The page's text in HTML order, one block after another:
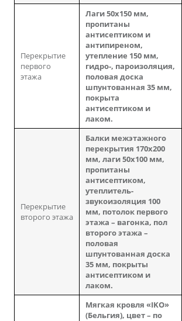
Перекрытие
первого
этажа
Лаги 50х150 мм,
пропитаны
антисептиком и
антипиреном,
утепление 150 мм,
гидро-, пароизоляция,
половая доска
шпунтованная 35 мм,
покрыта
антисептиком и
лаком.
Перекрытие
второго этажа
Балки межэтажного
перекрытия 170х200
мм, лаги 50х100 мм,
пропитаны
антисептиком,
утеплитель-
звукоизоляция 100
мм, потолок первого
этажа – вагонка, пол
второго этажа –
половая
шпунтованная доска
35 мм, покрыты
антисептиком и
лаком.
Мягкая кровля «IKO»
(Бельгия), цвет – по